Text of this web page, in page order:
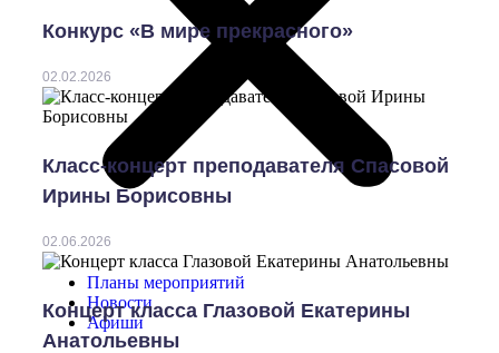
Планы мероприятий
Новости
Афиши
Конкурс «В мире прекрасного»
02.02.2026
Класс-концерт преподавателя Спасовой
Ирины Борисовны
02.06.2026
Концерт класса Глазовой Екатерины
Анатольевны